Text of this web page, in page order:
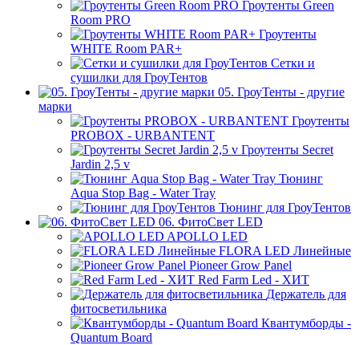
Гроутенты Green
Room PRO
Гроутенты
WHITE Room PAR+
Сетки и
сушилки для ГроуТентов
05. ГроуТенты - другие
марки
Гроутенты
PROBOX - URBANTENT
Гроутенты Secret
Jardin 2,5 v
Тюнинг
Aqua Stop Bag - Water Tray
Тюнинг для ГроуТентов
06. ФитоСвет LED
APOLLO LED
FLORA LED Линейные
Pioneer Grow Panel
Red Farm Led - ХИТ
Держатель для
фитосветильника
Квантумборды -
Quantum Board